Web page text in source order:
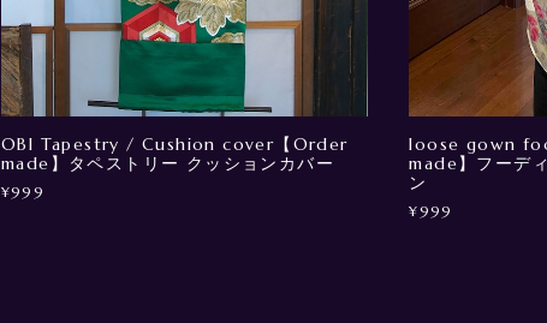
OBI Tapestry / Cushion cover【Order
made】タペストリー クッションカバー
¥999
loose gown
made】フーデ
ン
¥999